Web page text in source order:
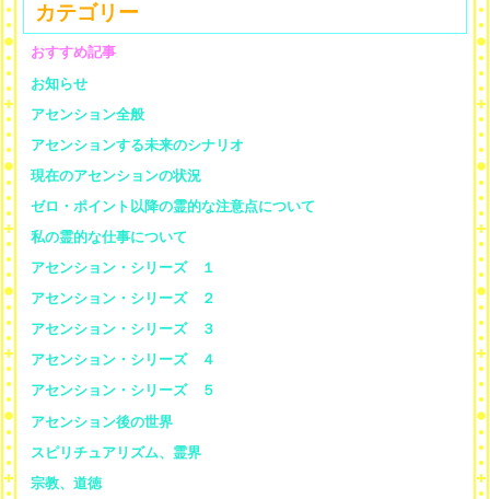
カテゴリー
おすすめ記事
お知らせ
アセンション全般
アセンションする未来のシナリオ
現在のアセンションの状況
ゼロ・ポイント以降の霊的な注意点について
私の霊的な仕事について
アセンション・シリーズ １
アセンション・シリーズ ２
アセンション・シリーズ ３
アセンション・シリーズ ４
アセンション・シリーズ ５
アセンション後の世界
スピリチュアリズム、霊界
宗教、道徳